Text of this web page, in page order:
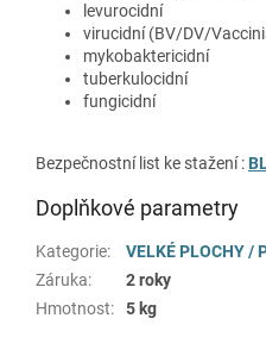
levurocidní
virucidní (BV/DV/
mykobaktericidní
tuberkulocidní
fungicidní
Bezpečnostní list ke stažení :
Doplňkové parametry
Kategorie:
VELKÉ PLOCHY /
Záruka:
2 roky
Hmotnost: 5 kg